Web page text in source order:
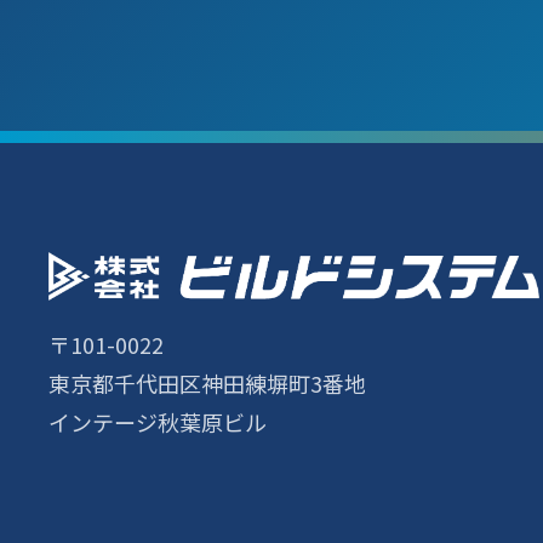
〒101-0022
東京都千代田区神田練塀町3番地
インテージ秋葉原ビル